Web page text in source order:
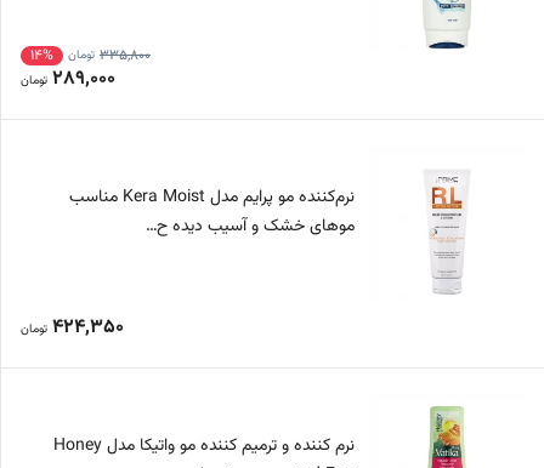
335,800 تومان 14%
289,000 تومان
نرم‌کننده مو پرایم مدل Kera Moist مناسب
موهای خشک و آسیب دیده ح…
424,350 تومان
نرم کننده و ترمیم کننده مو واتیکا مدل Honey